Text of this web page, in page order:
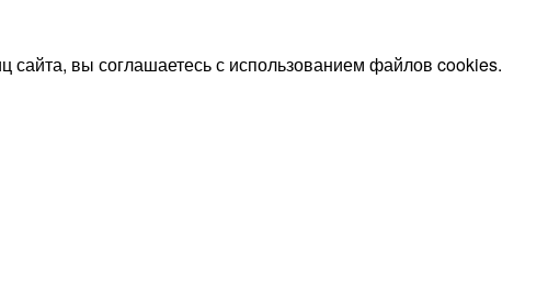
вы соглашаетесь с использованием файлов cookies.